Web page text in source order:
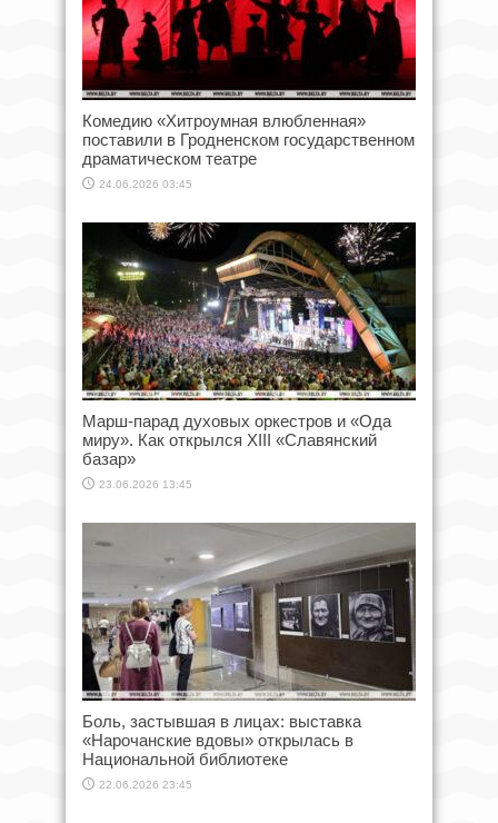
Комедию «Хитроумная влюбленная»
поставили в Гродненском государственном
драматическом театре
24.06.2026 03:45
Марш-парад духовых оркестров и «Ода
миру». Как открылся XIII «Славянский
базар»
23.06.2026 13:45
Боль, застывшая в лицах: выставка
«Нарочанские вдовы» открылась в
Национальной библиотеке
22.06.2026 23:45